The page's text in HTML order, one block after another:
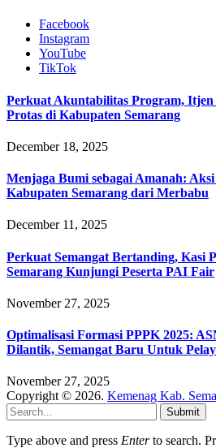
Facebook
Instagram
YouTube
TikTok
Perkuat Akuntabilitas Program, Itjen
Protas di Kabupaten Semarang
December 18, 2025
Menjaga Bumi sebagai Amanah:
Kabupaten Semarang dari Merbabu
December 11, 2025
Perkuat Semangat Bertanding, Kasi
Semarang Kunjungi Peserta PAI Fair
November 27, 2025
Optimalisasi Formasi PPPK 2025:
Dilantik, Semangat Baru Untuk
November 27, 2025
Copyright © 2026. Kemenag Kab.
Submit
Type above and press Enterto search.